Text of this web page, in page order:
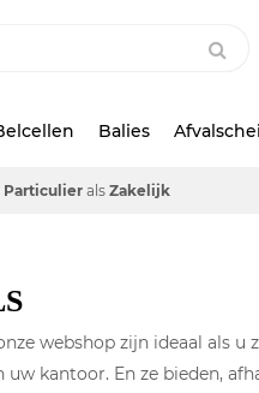
Balies
Particulier als Zakelijk
webshop zijn ideaal als u
kantoor. En ze bieden,